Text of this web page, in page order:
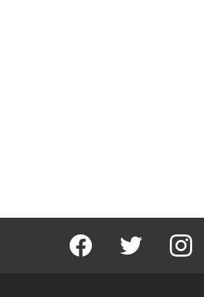
facebook twitter